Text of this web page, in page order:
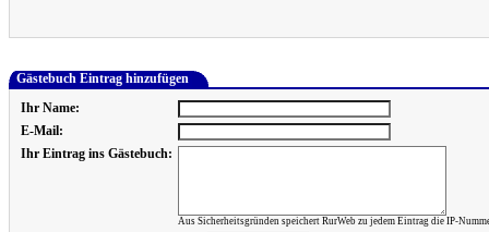
Gästebuch Eintrag hinzufügen
Ihr Name:
E-Mail:
Ihr Eintrag ins Gästebuch:
Aus Sicherheitsgründen speichert RurWeb zu jedem Eintrag die IP-